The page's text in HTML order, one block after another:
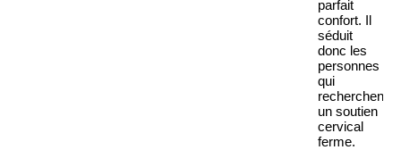
parfait
confort. Il
séduit
donc les
personnes
qui
recherchent
un soutien
cervical
ferme.